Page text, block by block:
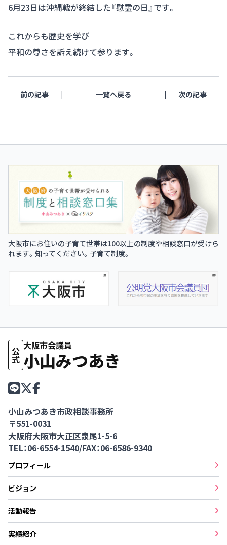
6月23日は沖縄戦が終結した『慰霊の日』です。
これからも歴史を学び
平和の尊さを訴え続けて参ります。
前の記事 一覧へ戻る 次の記事
大阪市にお住いの子育て世帯は100以上の制度や相談窓口が受けら
れます。知ってください。子育て制度。
公式
大阪市会議員
小山みつあき
小山みつあき市政相談事務所
〒551-0031
大阪府大阪市大正区泉尾1-5-6
TEL：06-6554-1540/FAX：06-6586-9340
プロフィール
ビジョン
活動報告
実績紹介